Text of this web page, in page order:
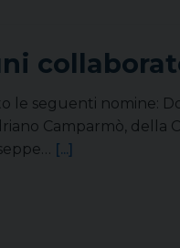
le seguenti nomine:
Camparmò,
[...]